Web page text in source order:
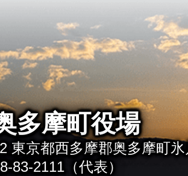
多摩町役場
東京都西多摩郡奥多摩町
83-2111（代表）